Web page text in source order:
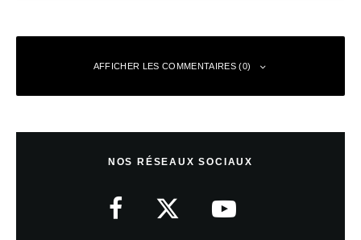
AFFICHER LES COMMENTAIRES (0)
NOS RÉSEAUX SOCIAUX